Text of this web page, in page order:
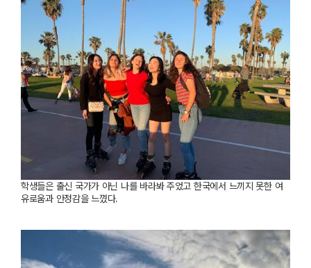
학생들은 출신 국가가 아닌 나를 바라봐 주었고 한국에서 느끼지 못한 여
유로움과 안정감을 느꼈다.